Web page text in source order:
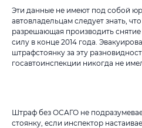
Эти данные не имеют под собой
автовладельцам следует знать,
разрешающая производить снятие
силу в конце 2014 года.
штрафстоянку за эту
госавтоинспекции никогда не
Штраф без ОСАГО не
стоянку, если инспектор